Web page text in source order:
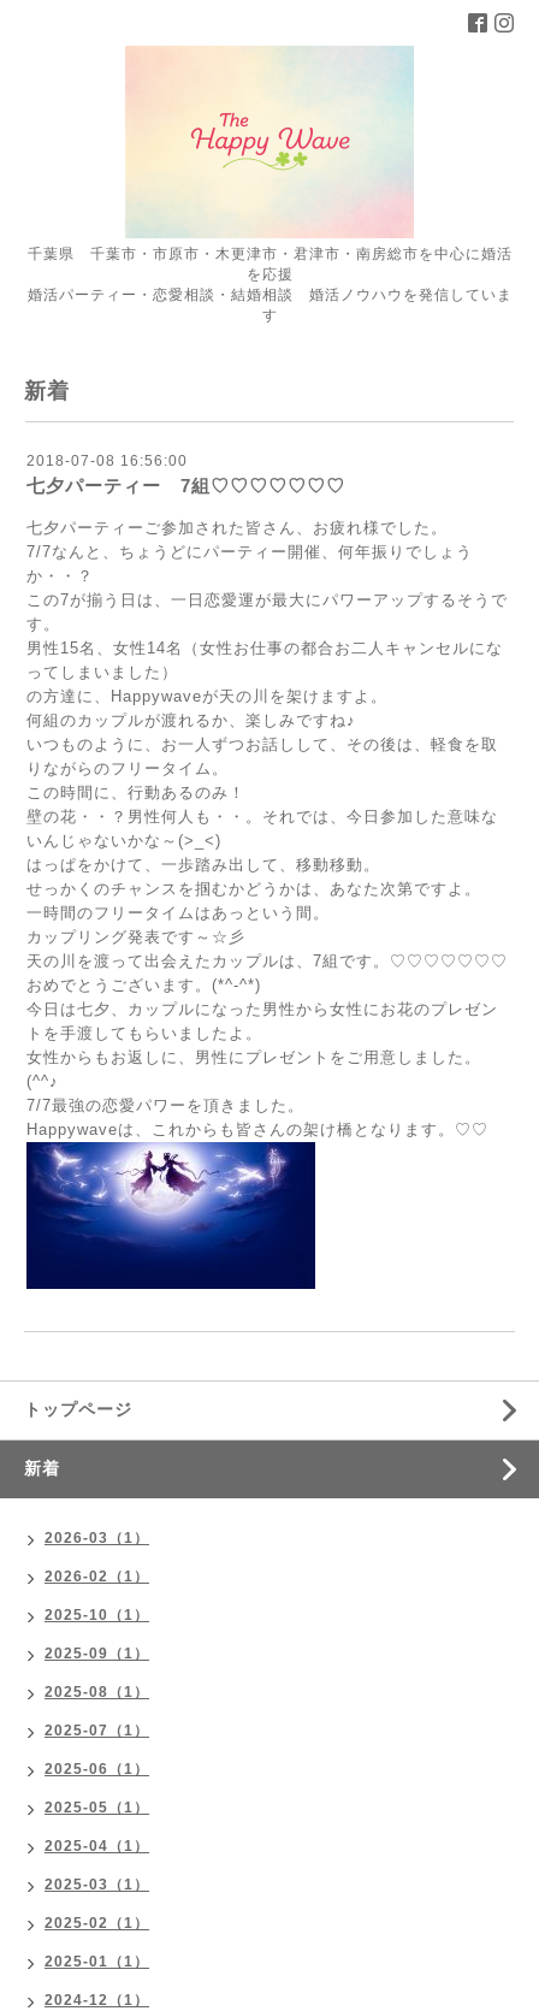
千葉県 千葉市・市原市・木更津市・君津市・南房総市を中心に婚活
を応援
婚活パーティー・恋愛相談・結婚相談 婚活ノウハウを発信していま
す
新着
2018-07-08 16:56:00
七夕パーティー 7組♡♡♡♡♡♡♡
七夕パーティーご参加された皆さん、お疲れ様でした。
7/7なんと、ちょうどにパーティー開催、何年振りでしょう
か・・？
この7が揃う日は、一日恋愛運が最大にパワーアップするそうで
す。
男性15名、女性14名（女性お仕事の都合お二人キャンセルにな
ってしまいました）
の方達に、Happywaveが天の川を架けますよ。
何組のカップルが渡れるか、楽しみですね♪
いつものように、お一人ずつお話しして、その後は、軽食を取
りながらのフリータイム。
この時間に、行動あるのみ！
壁の花・・？男性何人も・・。それでは、今日参加した意味な
いんじゃないかな～(>_<)
はっぱをかけて、一歩踏み出して、移動移動。
せっかくのチャンスを掴むかどうかは、あなた次第ですよ。
一時間のフリータイムはあっという間。
カップリング発表です～☆彡
天の川を渡って出会えたカップルは、7組です。♡♡♡♡♡♡♡
おめでとうございます。(*^-^*)
今日は七夕、カップルになった男性から女性にお花のプレゼン
トを手渡してもらいましたよ。
女性からもお返しに、男性にプレゼントをご用意しました。
(^^♪
7/7最強の恋愛パワーを頂きました。
Happywaveは、これからも皆さんの架け橋となります。♡♡
トップページ
新着
2026-03（1）
2026-02（1）
2025-10（1）
2025-09（1）
2025-08（1）
2025-07（1）
2025-06（1）
2025-05（1）
2025-04（1）
2025-03（1）
2025-02（1）
2025-01（1）
2024-12（1）